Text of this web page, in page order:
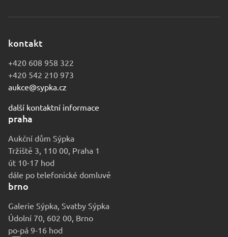
kontakt
+420 608 958 322
+420 542 210 973
aukce@sypka.cz
další kontaktní informace
praha
Aukční dům Sýpka
Tržiště 3, 110 00, Praha 1
út 10-17 hod
dále po telefonické domluvě
brno
Galerie Sýpka, Svatby Sýpka
Údolní 70, 602 00, Brno
po-pá 9-16 hod